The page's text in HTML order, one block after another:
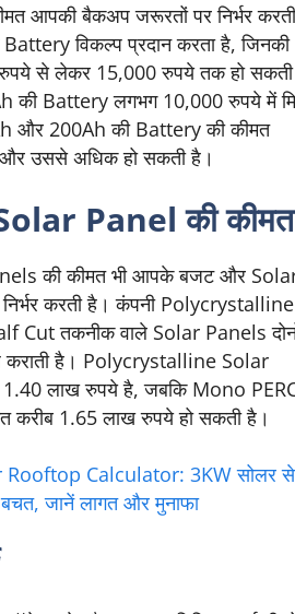
आपकी बैकअप जरूरतों पर निर्भर करती
विकल्प प्रदान करता है, जिनकी
से लेकर 15,000 रुपये तक हो
की Battery लगभग 10,000 रुपये में
और 200Ah की Battery की कीमत
उससे अधिक हो सकती है।
Panel की कीमत
की कीमत भी आपके बजट और
करती है। कंपनी Polycrystalline
Cut तकनीक वाले Solar Panels
कराती है। Polycrystalline Solar
लाख रुपये है, जबकि Mono
करीब 1.65 लाख रुपये हो सकती है।
Rooftop Calculator: 3KW सोलर
जानें लागत और मुनाफा